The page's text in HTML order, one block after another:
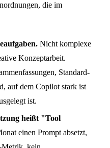
die im
Nicht komplexe
Konzeptarbeit.
Standard-
auf dem Copilot stark ist
ist.
heißt "Tool
einen Prompt absetzt,